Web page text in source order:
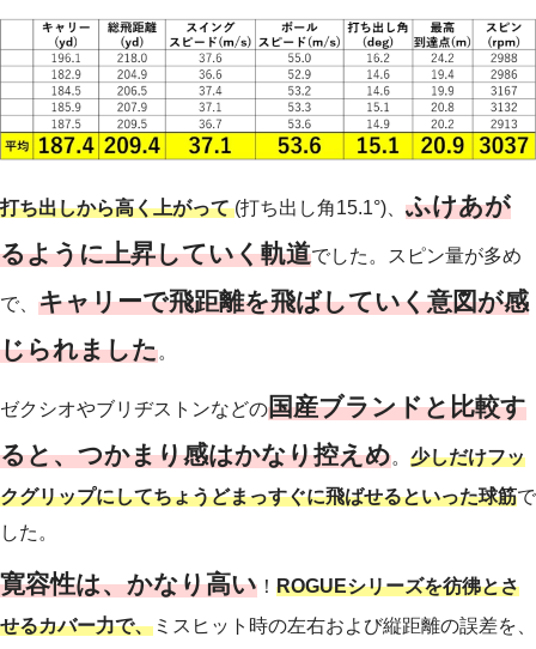
打ち出しから高く上がって (打ち出し角15.1°)、 ふけあが
るように上昇していく軌道でした。スピン量が多め
で、 キャリーで飛距離を飛ばしていく意図が感
じられました。
ゼクシオやブリヂストンなどの国産ブランドと比較す
ると、つかまり感はかなり控えめ。 少しだけフッ
クグリップにしてちょうどまっすぐに飛ばせるといった球筋で
した。
寛容性は、かなり高い ！ ROGUEシリーズを彷彿とさ
せるカバー力で、 ミスヒット時の左右および縦距離の誤差を、